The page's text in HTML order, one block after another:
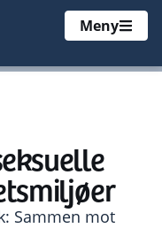
Meny
Sammen mot